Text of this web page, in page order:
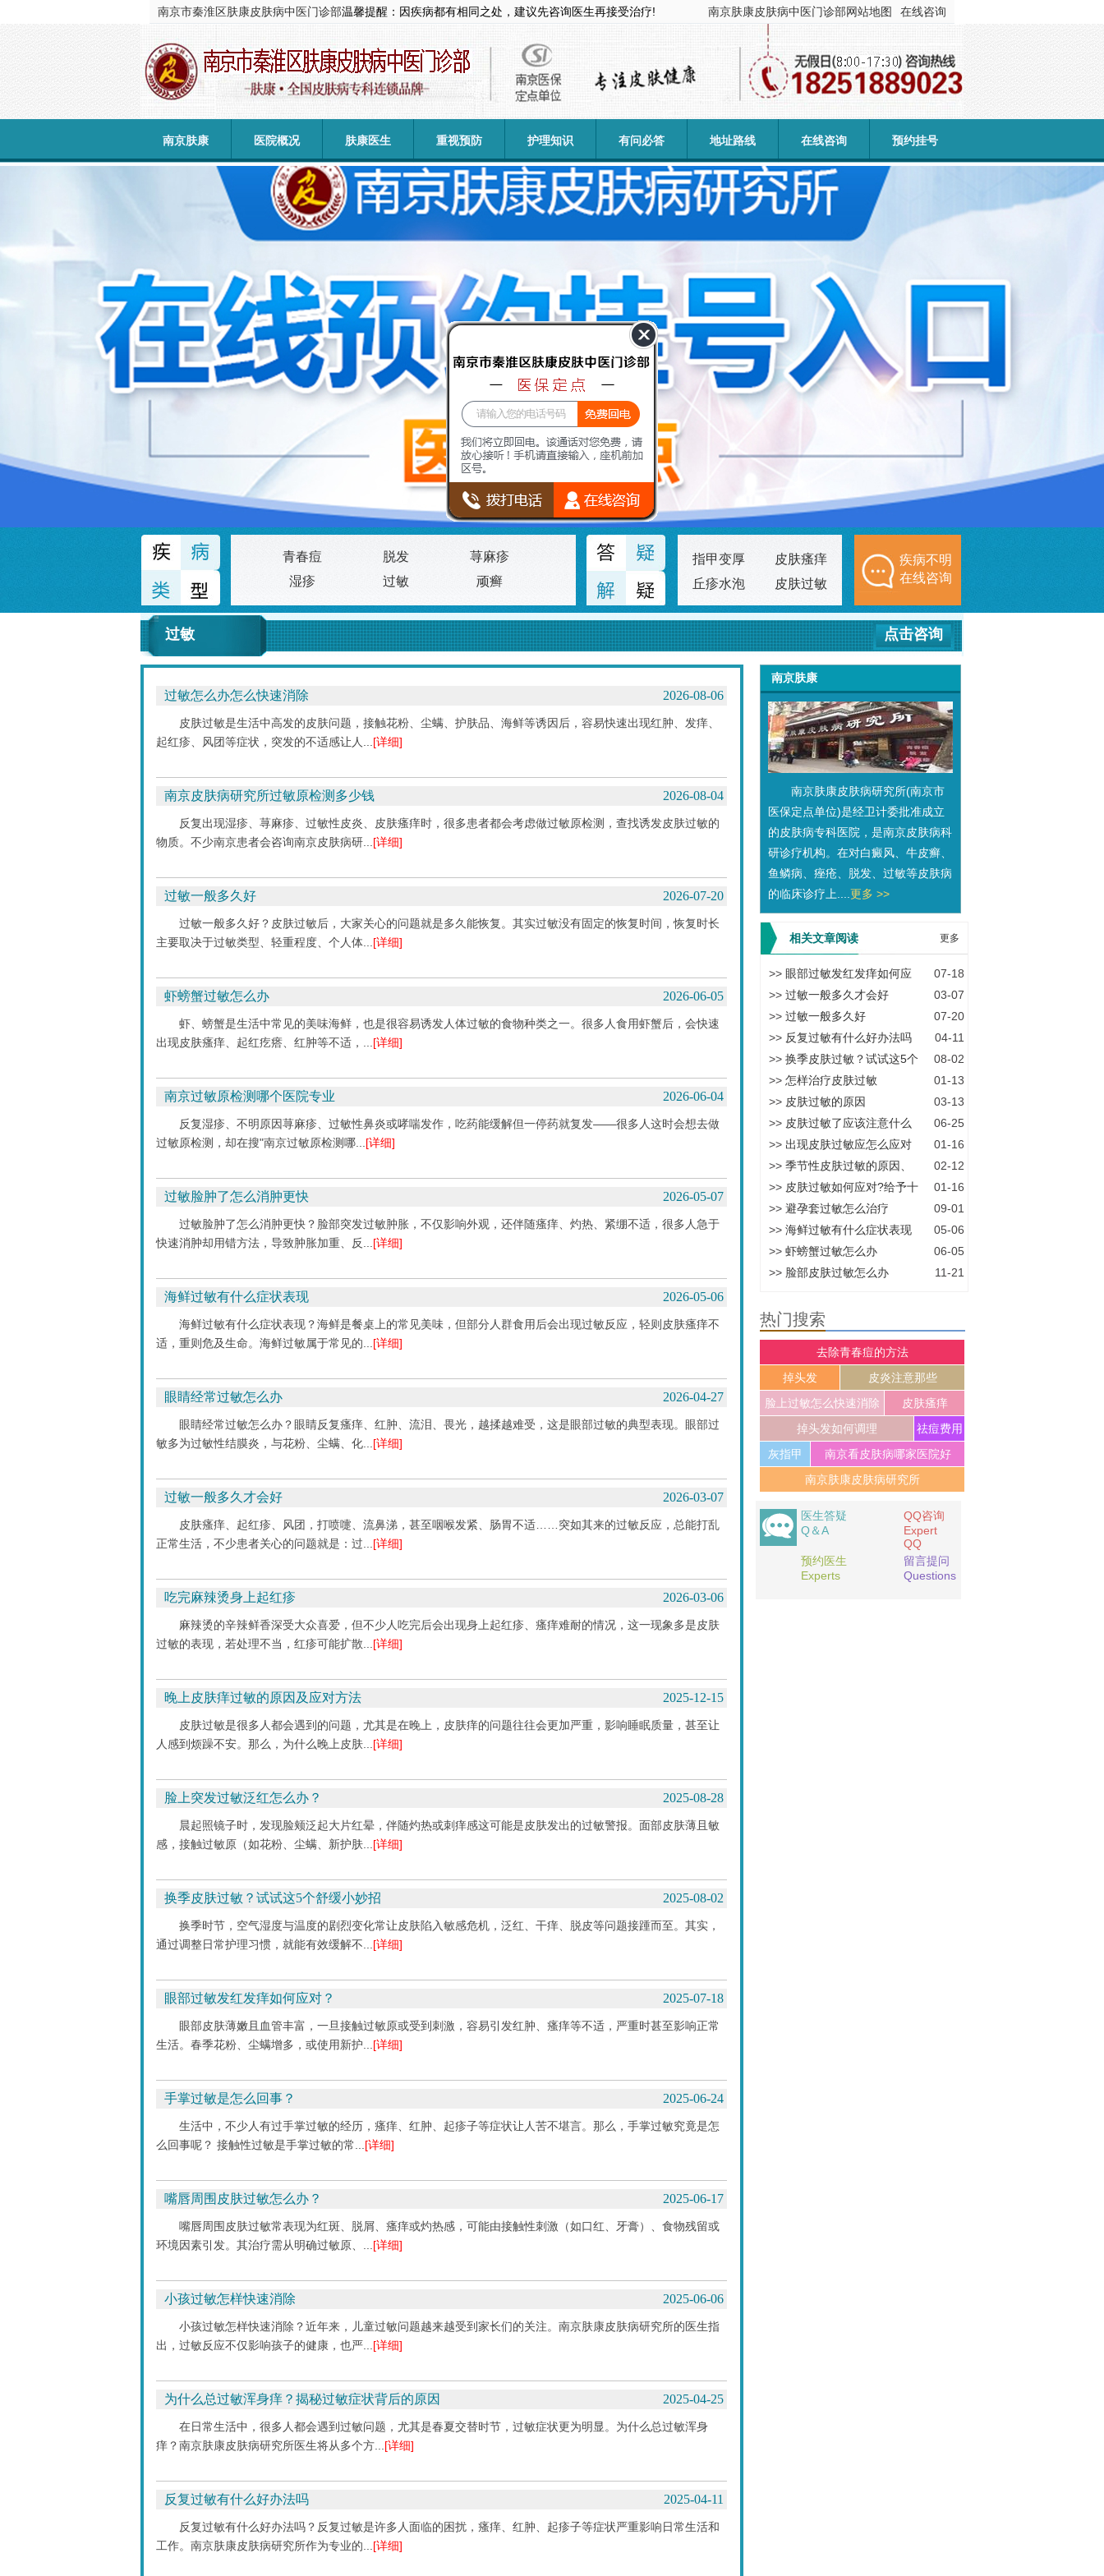
南京市秦淮区肤康皮肤病中医门诊部温馨提醒：因疾病都有相同之处，建议先咨询医生再接受治疗! 在线咨询
网站地图
南京肤康皮肤病中医门诊部
南京肤康 医院概况 肤康医生 重视预防 护理知识 有问必答 地址路线 在线咨询 预约挂号
青春痘 脱发
荨麻疹
湿疹
过敏 顽癣
指甲变厚
皮肤瘙痒
丘疹水泡
皮肤过敏
疾病不明
在线咨询
点击咨询
过敏
过敏怎么办怎么快速消除 2026-08-06
皮肤过敏是生活中高发的皮肤问题，接触花粉、尘螨、护肤品、海鲜等诱因后，容易快速出现红肿、发痒、
起红疹、风团等症状，突发的不适感让人... [详细]
南京皮肤病研究所过敏原检测多少钱 2026-08-04
反复出现湿疹、荨麻疹、过敏性皮炎、皮肤瘙痒时，很多患者都会考虑做过敏原检测，查找诱发皮肤过敏的
物质。不少南京患者会咨询南京皮肤病研... [详细]
过敏一般多久好 2026-07-20
过敏一般多久好？皮肤过敏后，大家关心的问题就是多久能恢复。其实过敏没有固定的恢复时间，恢复时长
主要取决于过敏类型、轻重程度、个人体... [详细]
虾螃蟹过敏怎么办 2026-06-05
虾、螃蟹是生活中常见的美味海鲜，也是很容易诱发人体过敏的食物种类之一。很多人食用虾蟹后，会快速
出现皮肤瘙痒、起红疙瘩、红肿等不适，... [详细]
南京过敏原检测哪个医院专业 2026-06-04
反复湿疹、不明原因荨麻疹、过敏性鼻炎或哮喘发作，吃药能缓解但一停药就复发——很多人这时会想去做
过敏原检测，却在搜"南京过敏原检测哪... [详细]
过敏脸肿了怎么消肿更快 2026-05-07
过敏脸肿了怎么消肿更快？脸部突发过敏肿胀，不仅影响外观，还伴随瘙痒、灼热、紧绷不适，很多人急于
快速消肿却用错方法，导致肿胀加重、反... [详细]
海鲜过敏有什么症状表现 2026-05-06
海鲜过敏有什么症状表现？海鲜是餐桌上的常见美味，但部分人群食用后会出现过敏反应，轻则皮肤瘙痒不
适，重则危及生命。海鲜过敏属于常见的... [详细]
眼睛经常过敏怎么办 2026-04-27
眼睛经常过敏怎么办？眼睛反复瘙痒、红肿、流泪、畏光，越揉越难受，这是眼部过敏的典型表现。眼部过
敏多为过敏性结膜炎，与花粉、尘螨、化... [详细]
过敏一般多久才会好 2026-03-07
皮肤瘙痒、起红疹、风团，打喷嚏、流鼻涕，甚至咽喉发紧、肠胃不适……突如其来的过敏反应，总能打乱
正常生活，不少患者关心的问题就是：过... [详细]
吃完麻辣烫身上起红疹 2026-03-06
麻辣烫的辛辣鲜香深受大众喜爱，但不少人吃完后会出现身上起红疹、瘙痒难耐的情况，这一现象多是皮肤
过敏的表现，若处理不当，红疹可能扩散... [详细]
晚上皮肤痒过敏的原因及应对方法 2025-12-15
皮肤过敏是很多人都会遇到的问题，尤其是在晚上，皮肤痒的问题往往会更加严重，影响睡眠质量，甚至让
人感到烦躁不安。那么，为什么晚上皮肤... [详细]
脸上突发过敏泛红怎么办？ 2025-08-28
晨起照镜子时，发现脸颊泛起大片红晕，伴随灼热或刺痒感这可能是皮肤发出的过敏警报。面部皮肤薄且敏
感，接触过敏原（如花粉、尘螨、新护肤... [详细]
换季皮肤过敏？试试这5个舒缓小妙招 2025-08-02
换季时节，空气湿度与温度的剧烈变化常让皮肤陷入敏感危机，泛红、干痒、脱皮等问题接踵而至。其实，
通过调整日常护理习惯，就能有效缓解不... [详细]
眼部过敏发红发痒如何应对？ 2025-07-18
眼部皮肤薄嫩且血管丰富，一旦接触过敏原或受到刺激，容易引发红肿、瘙痒等不适，严重时甚至影响正常
生活。春季花粉、尘螨增多，或使用新护... [详细]
手掌过敏是怎么回事？ 2025-06-24
生活中，不少人有过手掌过敏的经历，瘙痒、红肿、起疹子等症状让人苦不堪言。那么，手掌过敏究竟是怎
么回事呢？ 接触性过敏是手掌过敏的常... [详细]
嘴唇周围皮肤过敏怎么办？ 2025-06-17
嘴唇周围皮肤过敏常表现为红斑、脱屑、瘙痒或灼热感，可能由接触性刺激（如口红、牙膏）、食物残留或
环境因素引发。其治疗需从明确过敏原、... [详细]
小孩过敏怎样快速消除 2025-06-06
小孩过敏怎样快速消除？近年来，儿童过敏问题越来越受到家长们的关注。南京肤康皮肤病研究所的医生指
出，过敏反应不仅影响孩子的健康，也严... [详细]
为什么总过敏浑身痒？揭秘过敏症状背后的原因 2025-04-25
在日常生活中，很多人都会遇到过敏问题，尤其是春夏交替时节，过敏症状更为明显。为什么总过敏浑身
痒？南京肤康皮肤病研究所医生将从多个方... [详细]
反复过敏有什么好办法吗 2025-04-11
反复过敏有什么好办法吗？反复过敏是许多人面临的困扰，瘙痒、红肿、起疹子等症状严重影响日常生活和
工作。南京肤康皮肤病研究所作为专业的... [详细]
南京肤康
南京肤康皮肤病研究所(南京市
医保定点单位)是经卫计委批准成立
的皮肤病专科医院，是南京皮肤病科
研诊疗机构。在对白癜风、牛皮癣、
鱼鳞病、痤疮、脱发、过敏等皮肤病
的临床诊疗上.... 更多 >>
更多
相关文章阅读
>> 眼部过敏发红发痒如何应
07-18
>> 过敏一般多久才会好
03-07
>> 过敏一般多久好
07-20
>> 反复过敏有什么好办法吗
04-11
>> 换季皮肤过敏？试试这5个
08-02
>> 怎样治疗皮肤过敏
01-13
>> 皮肤过敏的原因
03-13
>> 皮肤过敏了应该注意什么
06-25
>> 出现皮肤过敏应怎么应对
01-16
>> 季节性皮肤过敏的原因、
02-12
>> 皮肤过敏如何应对?给予十
01-16
>> 避孕套过敏怎么治疗
09-01
>> 海鲜过敏有什么症状表现
05-06
>> 虾螃蟹过敏怎么办
06-05
>> 脸部皮肤过敏怎么办 11-21
热门搜索
去除青春痘的方法
掉头发
皮炎注意那些
脸上过敏怎么快速消除
皮肤瘙痒
掉头发如何调理
祛痘费用
灰指甲
南京看皮肤病哪家医院好
南京肤康皮肤病研究所
医生答疑
Q＆A
QQ咨询
Expert
QQ
预约医生
Experts
留言提问
Questions